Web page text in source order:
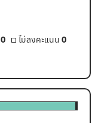
0 ไม่ลงคะแนน 0